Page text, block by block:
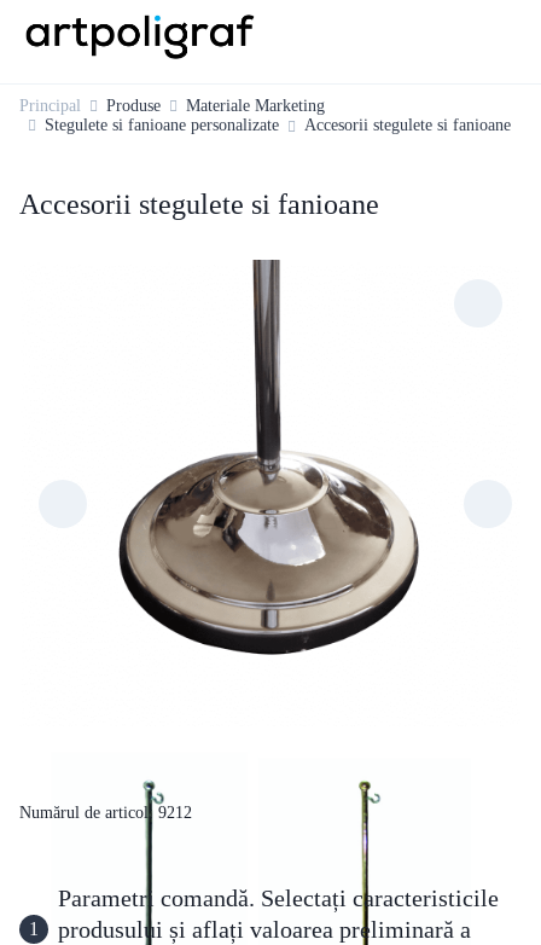
Principal Produse
Materiale Marketing
Stegulete si fanioane personalizate
Accesorii stegulete si fanioane
Accesorii stegulete si fanioane
Numărul de articol: 9212
1
Parametri comandă. Selectați caracteristicile
produsului și aflați valoarea preliminară a